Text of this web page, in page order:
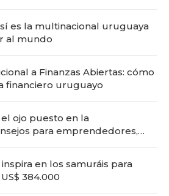
es la multinacional uruguaya
al mundo
a Finanzas Abiertas: cómo
financiero uruguayo
ojo puesto en la
para emprendedores,
en los samuráis para
384.000